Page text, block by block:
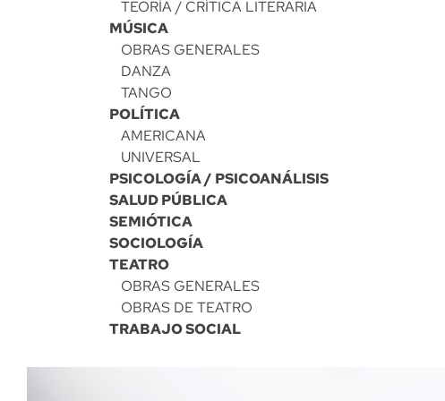
TEORÍA / CRÍTICA LITERARIA
MÚSICA
OBRAS GENERALES
DANZA
TANGO
POLÍTICA
AMERICANA
UNIVERSAL
PSICOLOGÍA / PSICOANÁLISIS
SALUD PÚBLICA
SEMIÓTICA
SOCIOLOGÍA
TEATRO
OBRAS GENERALES
OBRAS DE TEATRO
TRABAJO SOCIAL